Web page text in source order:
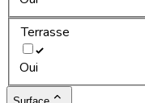
Terrasse
Oui